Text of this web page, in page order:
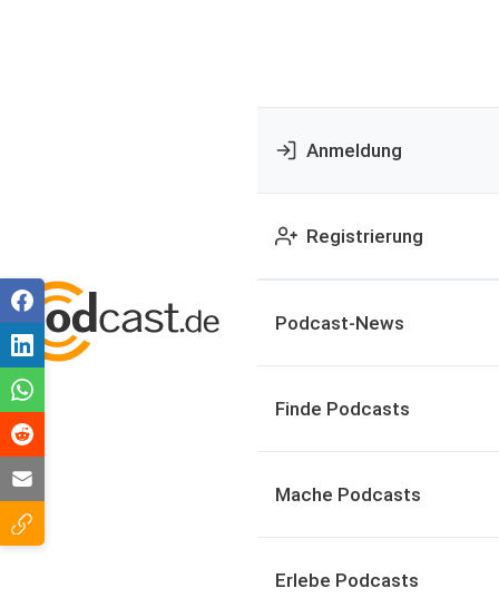
Anmeldung
Registrierung
Podcast-News
Finde Podcasts
Mache Podcasts
Erlebe Podcasts